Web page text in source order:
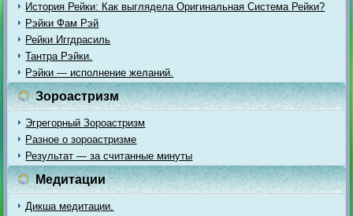
История Рейки: Как выглядела Оригинальная Система Рейки?
Рэйки Фам Рэй
Рейки Иггдрасиль
Тантра Рэйки.
Рэйки — исполнение желаний.
Зороастризм
Эгрегорный Зороастризм
Разное о зороастризме
Результат — за считанные минуты
Медитации
Дикша медитации.